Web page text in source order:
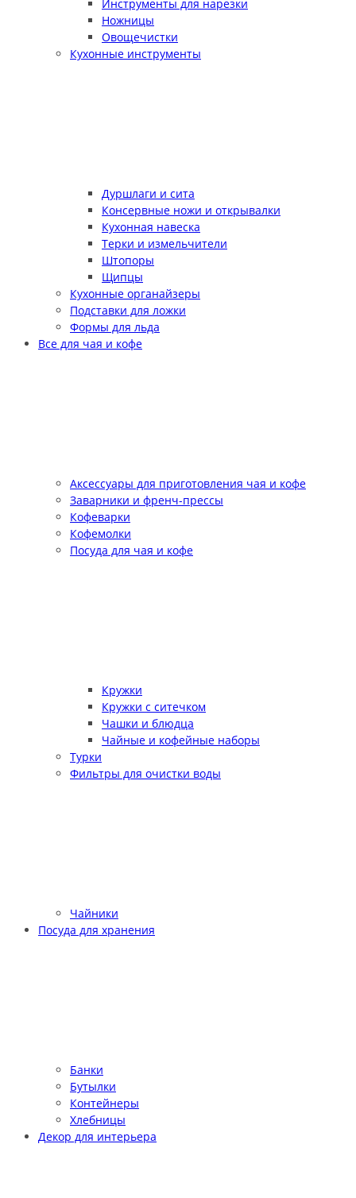
Инструменты для нарезки
Ножницы
Овощечистки
Кухонные инструменты
Дуршлаги и сита
Консервные ножи и открывалки
Кухонная навеска
Терки и измельчители
Штопоры
Щипцы
Кухонные органайзеры
Подставки для ложки
Формы для льда
Все для чая и кофе
Аксессуары для приготовления чая и кофе
Заварники и френч-прессы
Кофеварки
Кофемолки
Посуда для чая и кофе
Кружки
Кружки с ситечком
Чашки и блюдца
Чайные и кофейные наборы
Турки
Фильтры для очистки воды
Чайники
Посуда для хранения
Банки
Бутылки
Контейнеры
Хлебницы
Декор для интерьера